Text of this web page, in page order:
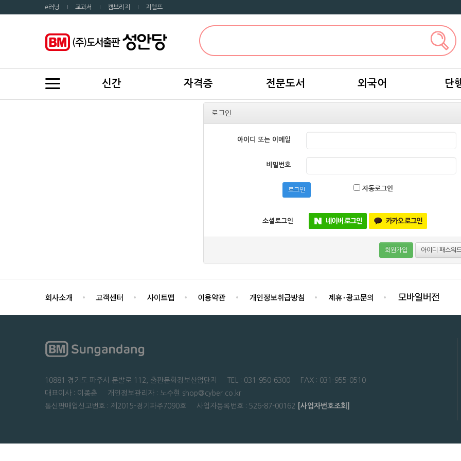
e러닝 교과서 캠브리지 지텔프
신간 자격증 전문도서 외국어 단
로그인
아이디 또는 이메일
비밀번호
로그인 자동로그인
소셜로그인
회원가입 아이디 패스워
10881 경기도 파주시 문발로 112, 출판문화정보산업단지 TEL : 031-950-6300 FAX : 031-955-0510
대표이사 : 이종춘 개인정보관리자 : 노수현 shop@cyber.co.kr
통신판매업신고번호 : 제2015-경기파주7090호 사업자등록번호 : 526-87-00162
[사업자번호조회]